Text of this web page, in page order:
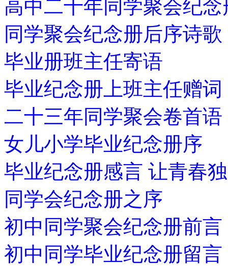
高中二十年同学聚会纪
同学聚会纪念册后序诗歌
毕业册班主任寄语
毕业纪念册上班主任赠词
二十三年同学聚会卷首语
女儿小学毕业纪念册序
毕业纪念册感言 让青春
同学会纪念册之序
初中同学聚会纪念册前言
初中同学毕业纪念册留言